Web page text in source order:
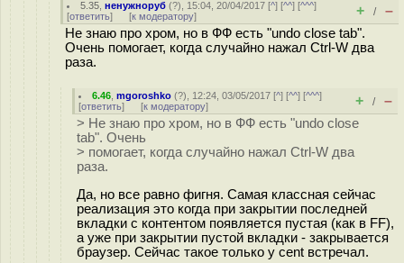
5.35 ,ненужноруб (?), 15:04, 20/04/2017 [^] [^^] [^^^]
[ответить] [к модератору] + / –
Не знаю про хром, но в ФФ есть "undo close tab".
Очень помогает, когда случайно нажал Ctrl-W два
раза.
6.46 ,mgoroshko (?), 12:24, 03/05/2017 [^] [^^] [^^^]
[ответить] [к модератору] + / –
> Не знаю про хром, но в ФФ есть "undo close
tab". Очень
> помогает, когда случайно нажал Ctrl-W два
раза.
Да, но все равно фигня. Самая классная сейчас
реализация это когда при закрытии последней
вкладки с контентом появляется пустая (как в FF),
а уже при закрытии пустой вкладки - закрывается
браузер. Сейчас такое только у cent встречал.